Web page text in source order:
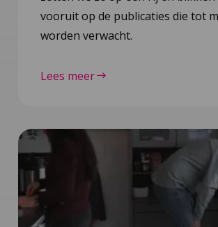
vooruit op de publicaties die tot
worden verwacht.
Lees meer